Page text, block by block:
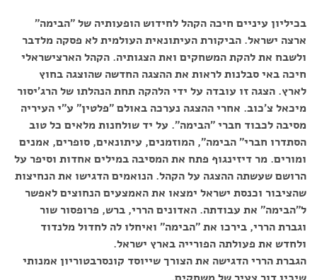
בכיליון עיניים חיכה הקהל לחידוש הופעותיה של "הבימה"
ארצה ישראל. הביקורת העיתונאית העולמית לא פסקה מלדבר
ולשבח את להקת המשחקים ואת הצגותיה. הקהל הארצישראלי
חיכה באי סבלנות לראות את ההצגה החדשה שהוצגה בחוץ
לארץ. הצגה זו עובדה על ידי הלהקה תחת הנהלתו של הרג'יסור
מיכאל צ'כוב. אחרי ההצגה נערכה באולם "פלטין" ע"י העיריה
מסיבה לכבוד חברי "הבימה". על יד שולחנות מלאים כל טוב
הסתדרו חברי" הבימה", המוזמנים, עיתונאים, סופרים, אמנים
ומורים. מר דיזינגוף פתח את המסיבה במילים אחדות וסיפר על
הרושם שעשתה ההצגה על הקהל. הנואמים הדגישו את הנחיצות
שהציבור וכנסת ישראל ימצאו את האמצעים הנחוצים לאפשר
ל"הבימה" את עבודתה. האדונים הררי, ברש, פרופסור שור
וגברת הררי, בירכו את "הבימה" ואיחלו לה לחדול מלנדוד
ולחדש את פעולתה הפורייה בארץ ישראל.
הגברת הררי הדגישה את הצורך שייוסד קונסרבטוריון אמנותי